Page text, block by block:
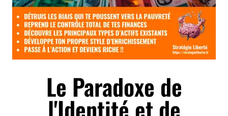
Le Paradoxe de
l'Identité et de